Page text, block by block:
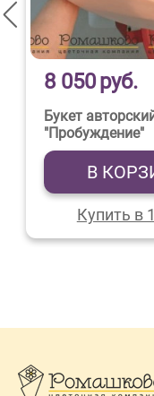
8 050руб.
Букет
"Пробуждение"
В
Купить в